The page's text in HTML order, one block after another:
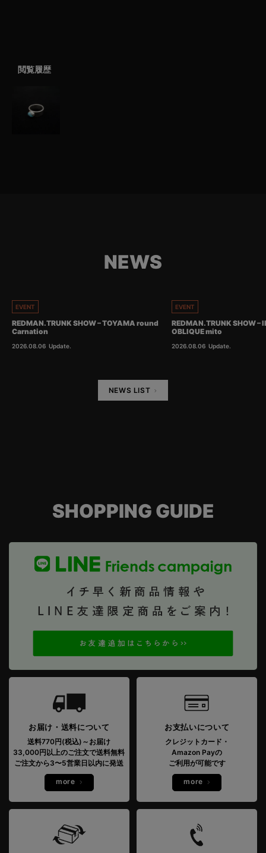
閲覧履歴
NEWS
EVENT
REDMAN.TRUNK SHOW – TOYAMA round
Carnation
2026.08.06 Update.
EVENT
REDMAN.TRUNK SHOW
OBLIQUE mito
2026.08.06 Update.
NEWS LIST
SHOPPING GUIDE
お届け・送料について
送料770円(税込)～お届け
33,000円以上のご注文で送料無料
ご注文から3〜5営業日以内に発送
more
お支払いについて
クレジットカード・
Amazon Payの
ご利用が可能です
more